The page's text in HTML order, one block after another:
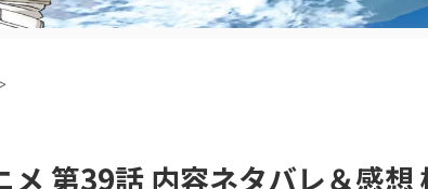
>
メ 第39話 内容ネタバレ＆感想